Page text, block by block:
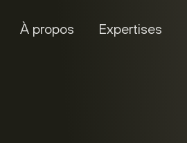
À propos Expertises